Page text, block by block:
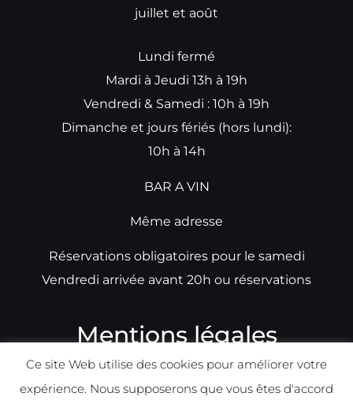
juillet et août
Lundi fermé
Mardi à Jeudi 13h à 19h
Vendredi & Samedi : 10h à 19h
Dimanche et jours fériés (hors lundi):
10h à 14h
BAR A VIN
Même adresse
Réservations obligatoires pour le samedi
Vendredi arrivée avant 20h ou réservations
Mentions légales
Ce site Web utilise des cookies pour améliorer votre
expérience. Nous supposerons que vous êtes d'accord